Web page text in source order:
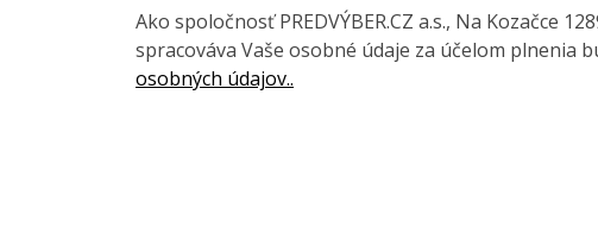
Ako spoločnosť PREDVÝBER.CZ a.s., Na Kozačce
spracováva Vaše osobné údaje za účelom plnenia
osobných údajov..